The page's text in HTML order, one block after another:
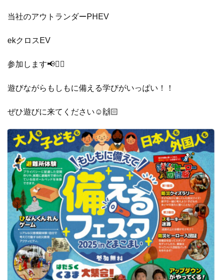
当社のアウトランダーPHEV
ekクロスEV
参加します📢❤️‍🔥
遊びながらもしもに備える学びがいっぱい！！
ぜひ遊びに来てください☺️🙌🏻